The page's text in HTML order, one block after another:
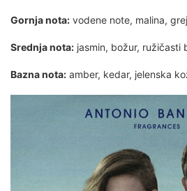
Gornja nota: vodene note, malina,
Srednja nota: jasmin, božur, ružičasti
Bazna nota: amber, kedar, jelenska